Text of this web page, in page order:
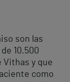
son las
10.500
Vithas y que
como